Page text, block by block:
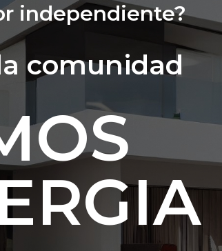
independiente?
comunidad